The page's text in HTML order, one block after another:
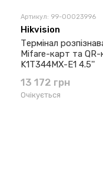
Артикул: 99-00023996
Hikvision
Термінал
Mifare-карт та QR-
K1T344MX-E1 4.5''
13 172 грн
Очікується